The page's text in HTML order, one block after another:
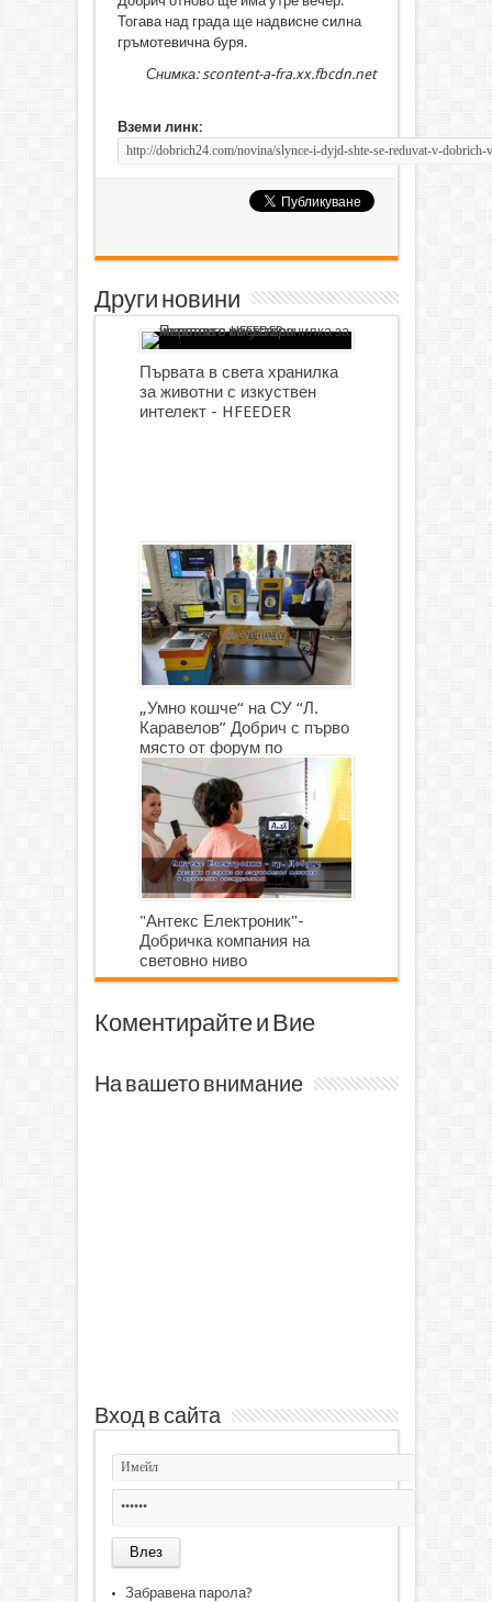
Тогава над града ще надвисне силна
гръмотевична буря.
Снимка: scontent-a-fra.xx.fbcdn.net
Вземи линк:
Други новини
Първата в света хранилка
за животни с изкуствен
интелект - HFEEDER
„Умно кошче“ на СУ “Л.
Каравелов” Добрич с първо
място от форум по
роботика
"Антекс Електроник"-
Добричка компания на
световно ниво
Коментирайте и Вие
На вашето внимание
Вход в сайта
Забравена парола?